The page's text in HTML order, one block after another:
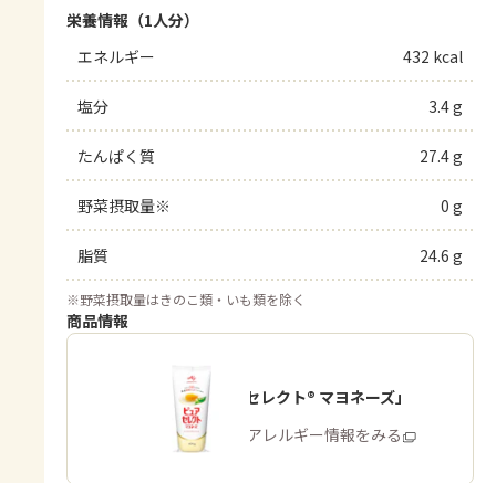
栄養情報（1人分）
エネルギー
432 kcal
塩分 3.4 g
たんぱく質 27.4 g
野菜摂取量※ 0 g
脂質 24.6 g
※野菜摂取量はきのこ類・いも類を除く
商品情報
「ピュアセレクト® マヨネーズ」
商品・アレルギー情報をみる